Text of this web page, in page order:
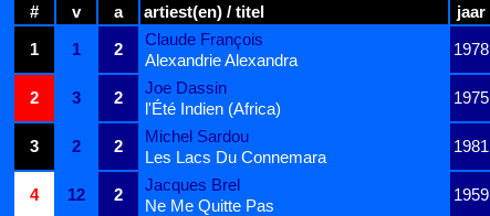
# v a artiest(en) / titel
jaar
1
1 2
Claude François
1978
Alexandrie Alexandra
2
3 2
Joe Dassin
1975
l'Été Indien (Africa)
3
2 2
Michel Sardou
1981
Les Lacs Du Connemara
4
12 2
Jacques Brel
1959
Ne Me Quitte Pas